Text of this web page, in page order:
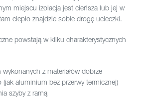
miejscu izolacja jest cieńsza lub jej w
ciepło znajdzie sobie drogę ucieczki.
powstają w kilku charakterystycznych
z materiałów dobrze
(jak aluminium bez przerwy termicznej)
szyby z ramą